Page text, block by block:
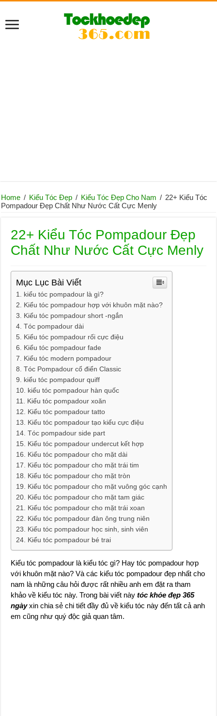
Home / Kiểu Tóc Đẹp / Kiểu Tóc Đẹp Cho Nam / 22+ Kiểu Tóc
Pompadour Đẹp Chất Như Nước Cất Cực Menly
22+ Kiểu Tóc Pompadour Đẹp
Chất Như Nước Cất Cực Menly
Mục Lục Bài Viết
kiểu tóc pompadour là gì?
Kiểu tóc pompadour hợp với khuôn mặt nào?
Kiểu tóc pompadour short -ngắn
Tóc pompadour dài
Kiểu tóc pompadour rối cực điệu
Kiểu tóc pompadour fade
Kiểu tóc modern pompadour
Tóc Pompadour cổ điển Classic
kiểu tóc pompadour quiff
kiểu tóc pompadour hàn quốc
Kiểu tóc pompadour xoăn
Kiểu tóc pompadour tatto
Kiểu tóc pompadour tạo kiểu cực điệu
Tóc pompadour side part
Kiểu tóc pompadour undercut kết hợp
Kiểu tóc pompadour cho mặt dài
Kiểu tóc pompadour cho mặt trái tim
Kiểu tóc pompadour cho mặt tròn
Kiểu tóc pompadour cho mặt vuông góc cạnh
Kiểu tóc pompadour cho mặt tam giác
Kiểu tóc pompadour cho mặt trái xoan
Kiểu tóc pompadour đàn ông trung niên
Kiểu tóc pompadour học sinh, sinh viên
Kiểu tóc pompadour bé trai
Kiểu tóc pompadour là kiểu tóc gì? Hay tóc pompadour hợp
với khuôn mặt nào? Và các kiểu tóc pompadour đẹp nhất cho
nam là những câu hỏi được rất nhiều anh em đặt ra tham
khảo về kiểu tóc này. Trong bài viết nàytóc khỏe đẹp 365
ngàyxin chia sẻ chi tiết đầy đủ về kiểu tóc này đến tất cả anh
em cũng như quý độc giả quan tâm.